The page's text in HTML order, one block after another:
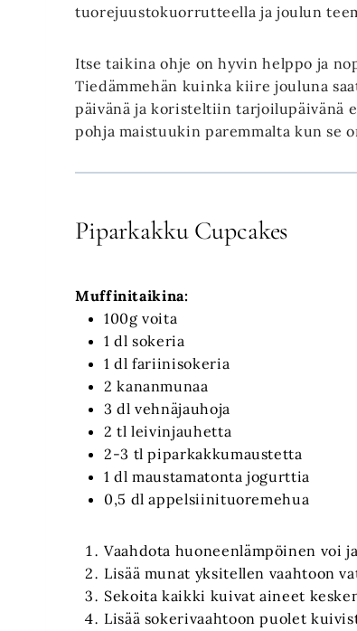
tuorejuustokuorrutteella ja joulun
Itse taikina ohje on hyvin helppo ja
Tiedämmehän kuinka kiire jouluna
päivänä ja koristeltiin tarjoilupäivänä
pohja maistuukin paremmalta kun se
Piparkakku Cupcakes
Muffinitaikina:
100g voita
1 dl sokeria
1 dl fariinisokeria
2 kananmunaa
3 dl vehnäjauhoja
2 tl leivinjauhetta
2-3 tl piparkakkumaustetta
1 dl maustamatonta jogurttia
0,5 dl appelsiinituoremehua
Vaahdota huoneenlämpöinen voi
Lisää munat yksitellen vaahtoon
Sekoita kaikki kuivat aineet
Lisää sokerivaahtoon puolet